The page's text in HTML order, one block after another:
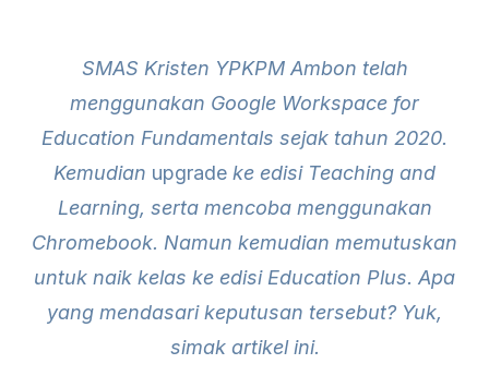
SMAS Kristen YPKPM Ambon telah
menggunakan Google Workspace for
Education Fundamentals sejak tahun 2020.
Kemudian upgrade ke edisi Teaching and
Learning, serta mencoba menggunakan
Chromebook. Namun kemudian memutuskan
untuk naik kelas ke edisi Education Plus. Apa
yang mendasari keputusan tersebut? Yuk,
simak artikel ini.